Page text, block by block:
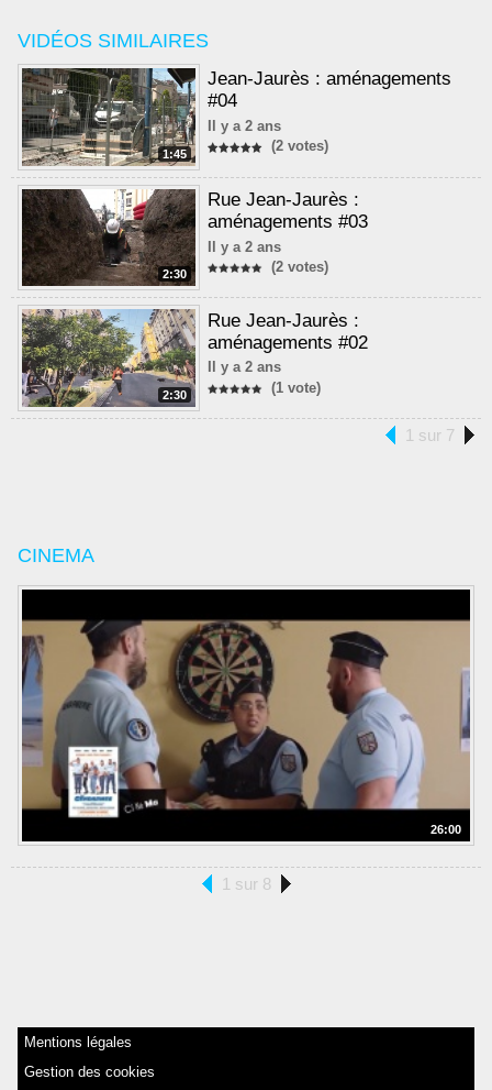
VIDÉOS SIMILAIRES
1:45
Jean-Jaurès : aménagements
#04
Il y a 2 ans
(2 votes)
2:30
Rue Jean-Jaurès :
aménagements #03
Il y a 2 ans
(2 votes)
2:30
Rue Jean-Jaurès :
aménagements #02
Il y a 2 ans
(1 vote)
1 sur 7
CINEMA
26:00
1 sur 8
Mentions légales
Gestion des cookies